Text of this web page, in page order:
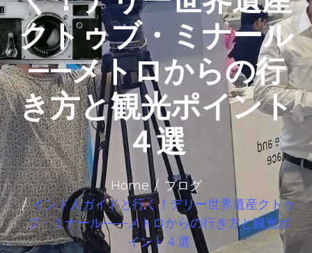
クトゥブ・ミナール
——メトロからの行
き方と観光ポイント
４選
Home
ブログ
インド人ガイドと行く！デリー世界遺産クトゥ
ブ・ミナール——メトロからの行き方と観光ポ
イント４選